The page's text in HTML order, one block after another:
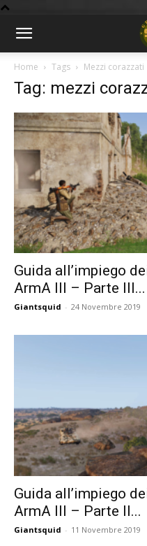
BLOG
9GU
Home Tags Mezzi corazzati
Tag: mezzi
Guida all’impiego
ArmA III – Parte III...
Giantsquid - 24 Novembre 2019
Guida all’impiego
ArmA III – Parte II...
Giantsquid - 11 Novembre 2019